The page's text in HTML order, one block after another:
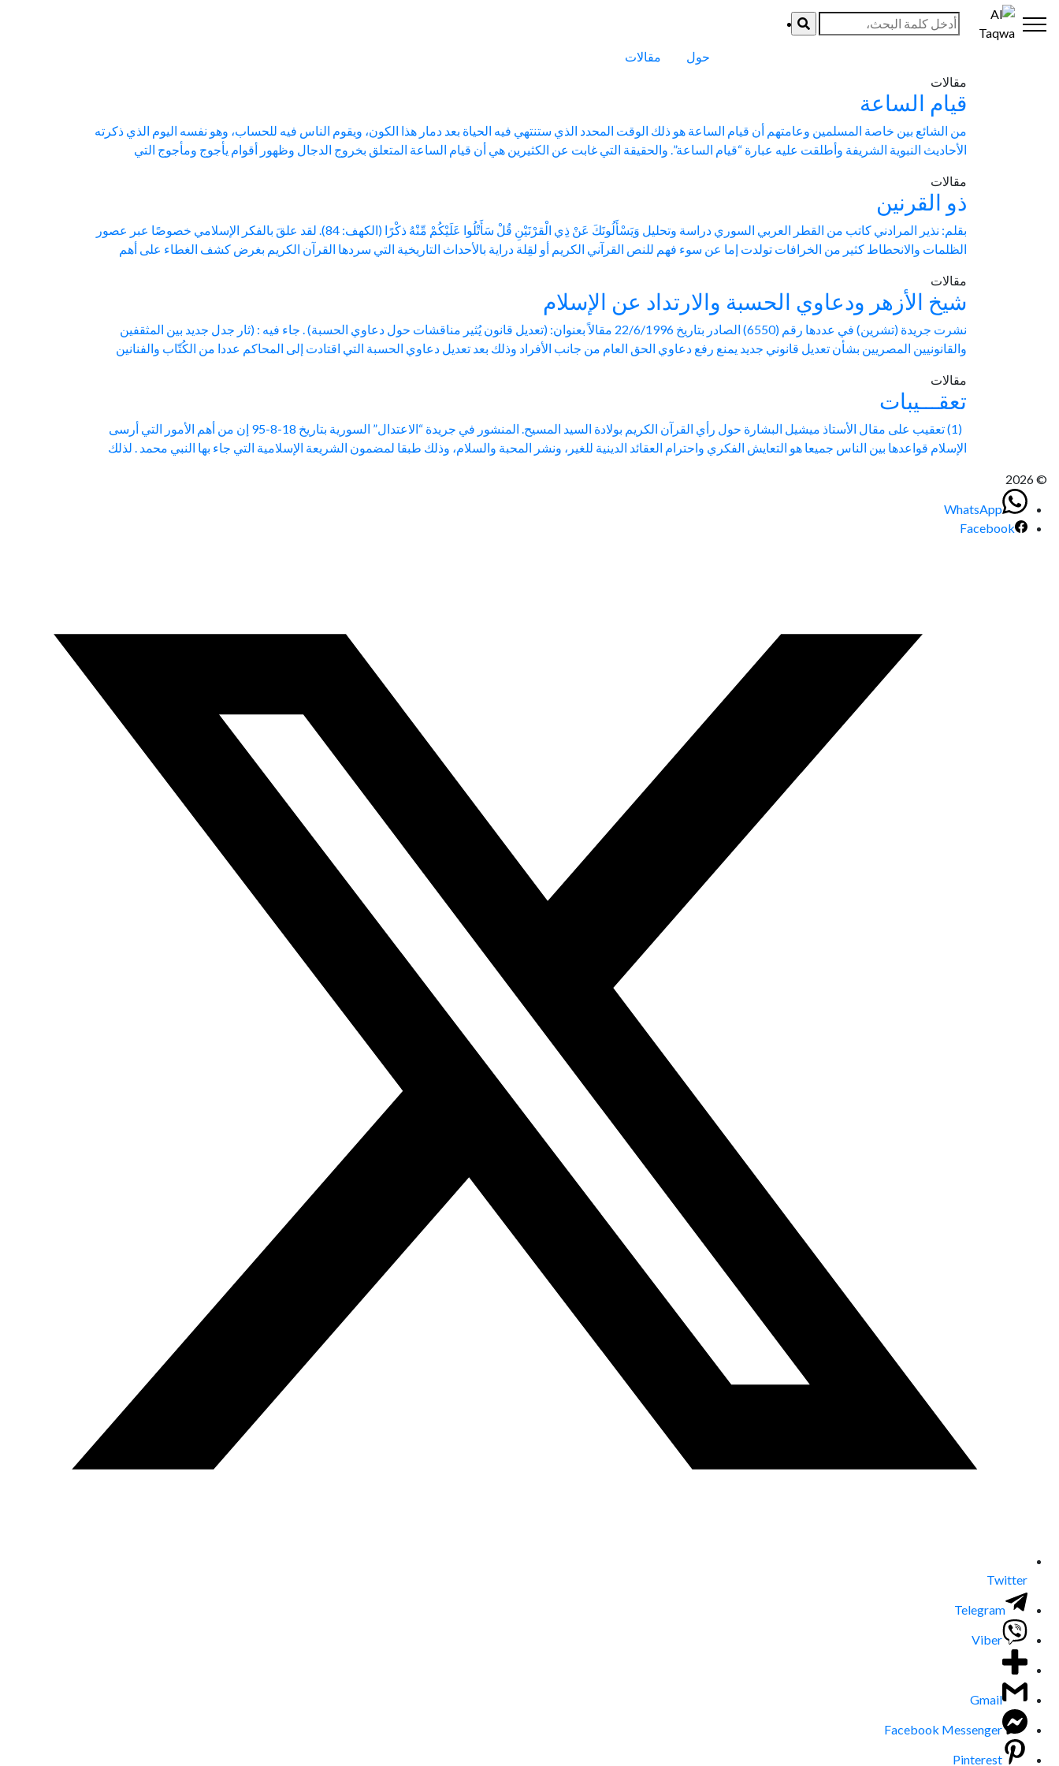
حول
مقالات
مقالات
قيام الساعة
من الشائع بين خاصة المسلمين وعامتهم أن قيام الساعة هو ذلك الوقت المحدد الذي ستنتهي فيه الحياة بعد دمار هذا الكون، ويقوم الناس فيه للحساب، وهو نفسه اليوم الذي ذكرته
الأحاديث النبوية الشريفة وأطلقت عليه عبارة “قيام الساعة”. والحقيقة التي غابت عن الكثيرين هي أن قيام الساعة المتعلق بخروج الدجال وظهور أقوام يأجوج ومأجوج التي
مقالات
ذو القرنين
بقلم: نذير المرادني كاتب من القطر العربي السوري دراسة وتحليل وَيَسْأَلُونَكَ عَنْ ذِي الْقرْنَيْنِ قُلْ سَأَتْلُوا عَلَيْكُمْ مِّنْهُ ذكْرًا (الكهف: 84). لقد علقَ بالفكر الإسلامي خصوصًا عبر عصور
الظلمات والانحطاط كثير من الخرافات تولدت إما عن سوء فهم للنص القرآني الكريم أو لقِلة دراية بالأحداث التاريخية التي سردها القرآن الكريم بغرض كشف الغطاء على أهم
مقالات
شيخ الأزهر ودعاوي الحسبة والارتداد عن الإسلام
نشرت جريدة (تشرين) في عددها رقم (6550) الصادر بتاريخ 22/6/1996 مقالاً بعنوان: (تعديل قانون يُثير مناقشات حول دعاوي الحسبة) . جاء فيه : (ثار جدل جديد بين المثقفين
والقانونيين المصريين بشأن تعديل قانوني جديد يمنع رفع دعاوي الحق العام من جانب الأفراد وذلك بعد تعديل دعاوي الحسبة التي اقتادت إلى المحاكم عددا من الكُتّاب والفنانين
مقالات
تعقـــيبات
(1) تعقيب على مقال الأستاذ ميشيل البشارة حول رأي القرآن الكريم بولادة السيد المسيح. المنشور في جريدة “الاعتدال” السورية بتاريخ 18-8-95 إن من أهم الأمور التي أرسى
الإسلام قواعدها بين الناس جميعا هو التعايش الفكري واحترام العقائد الدينية للغير، ونشر المحبة والسلام، وذلك طبقا لمضمون الشريعة الإسلامية التي جاء بها النبي محمد . لذلك
© 2026
WhatsApp
Facebook
Twitter
Telegram
Viber
Gmail
Facebook Messenger
Pinterest